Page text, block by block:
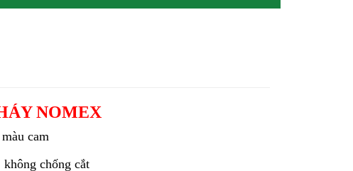
NOMEX
cam
chống cắt